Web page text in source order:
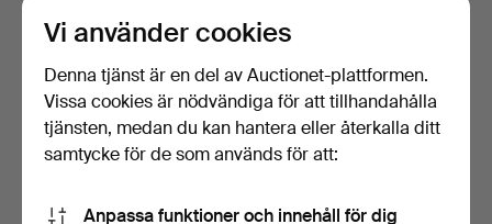
93 USD 93 USD
Vi använder cookies
Denna tjänst är en del av Auctionet-plattformen.
Vissa cookies är nödvändiga för att tillhandahålla
tjänsten, medan du kan hantera eller återkalla ditt
samtycke för de som används för att:
Anpassa funktioner och innehåll för dig